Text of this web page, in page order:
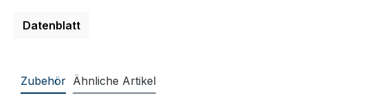
Datenblatt
Zubehör Ähnliche Artikel